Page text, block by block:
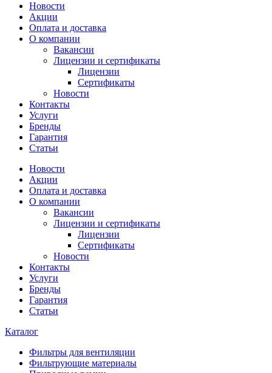
Новости
Акции
Оплата и доставка
О компании
Вакансии
Лицензии и сертификаты
Лицензии
Сертификаты
Новости
Контакты
Услуги
Бренды
Гарантия
Статьи
Новости
Акции
Оплата и доставка
О компании
Вакансии
Лицензии и сертификаты
Лицензии
Сертификаты
Новости
Контакты
Услуги
Бренды
Гарантия
Статьи
Каталог
Фильтры для вентиляции
Фильтрующие материалы